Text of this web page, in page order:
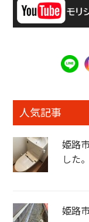
人気記事
姫路
した。
姫路